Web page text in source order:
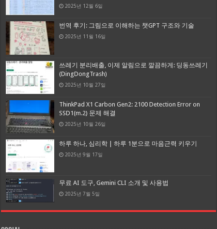
2025년 12월 6일
번역 후기: 그림으로 이해하는 챗GPT 구조와 기술
2025년 11월 16일
쓰레기 분리배출, 이제 알림으로 깔끔하게: 딩동쓰레기
(DingDongTrash)
2025년 10월 27일
ThinkPad X1 Carbon Gen2: 2100 Detection Error on
SSD1(m.2) 문제 해결
2025년 10월 26일
하루 하나, 심리학 | 하루 1분으로 마음근력 키우기
2025년 9월 17일
무료 AI 도구, Gemini CLI 소개 및 사용법
2025년 7월 5일